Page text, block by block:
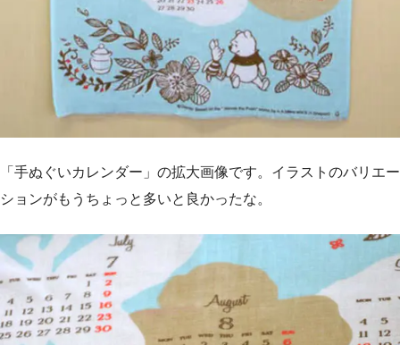
「手ぬぐいカレンダー」の拡大画像です。イラストのバリエー
ションがもうちょっと多いと良かったな。